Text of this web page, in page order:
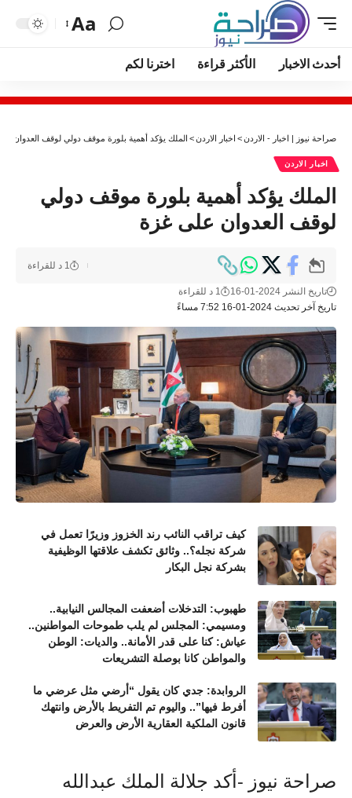
Aa
أحدث الاخبار الأكثر قراءة اخترنا لكم
صراحة نيوز | اخبار - الاردن> اخبار الاردن> الملك يؤكد أهمية بلورة موقف دولي لوقف العدوان
اخبار الاردن
الملك يؤكد أهمية بلورة موقف دولي
لوقف العدوان على غزة
تاريخ آخر تحديث 2024-01-16 7:52 مساءً
تاريخ النشر 2024-01-16 1 د للقراءة
1 د للقراءة
كيف تراقب النائب رند الخزوز وزيرًا تعمل في
شركة نجله؟.. وثائق تكشف علاقتها الوظيفية
بشركة نجل البكار
طهبوب: التدخلات أضعفت المجالس النيابية..
ومسيمي: المجلس لم يلب طموحات المواطنين..
عياش: كنا على قدر الأمانة.. والديات: الوطن
والمواطن كانا بوصلة التشريعات
الروابدة: جدي كان يقول “أرضي مثل عرضي ما
أفرط فيها”.. واليوم تم التفريط بالأرض وانتهك
قانون الملكية العقارية الأرض والعرض
صراحة نيوز -أكد جلالة الملك عبدالله